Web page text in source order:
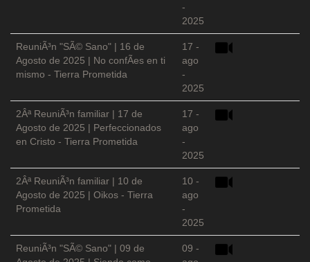
-
2025
ReuniÃ³n "SÃ© Sano" | 16 de
Agosto de 2025 | No confÃ­es en ti
mismo - Tierra Prometida
17 -
ago
-
2025
2Âª ReuniÃ³n familiar | 17 de
Agosto de 2025 | Perfeccionados
en Cristo - Tierra Prometida
17 -
ago
-
2025
2Âª ReuniÃ³n familiar | 10 de
Agosto de 2025 | Oikos - Tierra
Prometida
10 -
ago
-
2025
ReuniÃ³n "SÃ© Sano" | 09 de
09 -